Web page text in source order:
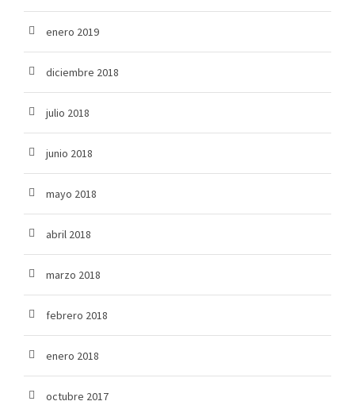
enero 2019
diciembre 2018
julio 2018
junio 2018
mayo 2018
abril 2018
marzo 2018
febrero 2018
enero 2018
octubre 2017